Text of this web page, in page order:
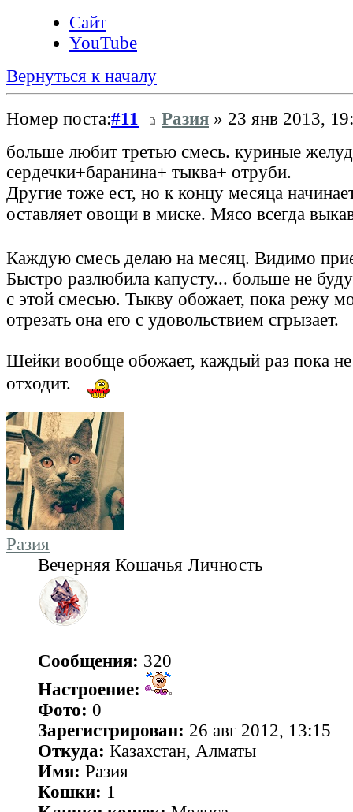
Сайт
YouTube
Вернуться к началу
Номер поста:#11 Разия » 23 янв 2013,
больше любит третью смесь. куриные
сердечки+баранина+ тыква+ отруби.
Другие тоже ест, но к концу месяца
оставляет овощи в миске. Мясо всегда
Каждую смесь делаю на месяц. Видимо
Быстро разлюбила капусту... больше не
с этой смесью. Тыкву обожает, пока режу
отрезать она его с удовольствием сгрызает.
Шейки вообще обожает, каждый раз пока не
отходит.
Разия
Вечерняя Кошачья Личность
Сообщения: 320
Настроение:
Фото: 0
Зарегистрирован: 26 авг 2012, 13:15
Откуда: Казахстан, Алматы
Имя: Разия
Кошки: 1